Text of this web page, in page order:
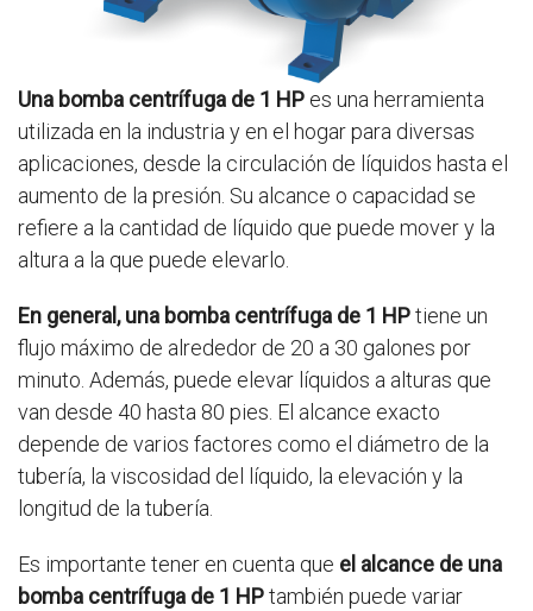
Una bomba centrífuga de 1 HP es una herramienta
utilizada en la industria y en el hogar para diversas
aplicaciones, desde la circulación de líquidos hasta el
aumento de la presión. Su alcance o capacidad se
refiere a la cantidad de líquido que puede mover y la
altura a la que puede elevarlo.
En general, una bomba centrífuga de 1 HPtiene un
flujo máximo de alrededor de 20 a 30 galones por
minuto. Además, puede elevar líquidos a alturas que
van desde 40 hasta 80 pies. El alcance exacto
depende de varios factores como el diámetro de la
tubería, la viscosidad del líquido, la elevación y la
longitud de la tubería.
Es importante tener en cuenta que el alcance de una
bomba centrífuga de 1 HPtambién puede variar